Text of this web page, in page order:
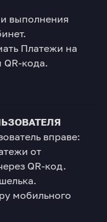
выполнения
Платежи на
QR-кода.
вправе:
от
QR-код.
мобильного